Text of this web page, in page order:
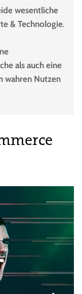
wesentliche
& Technologie.
als auch eine
wahren Nutzen